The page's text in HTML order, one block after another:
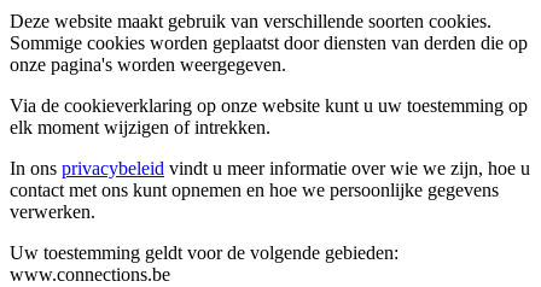
Deze website maakt gebruik van verschillende soorten cookies.
Sommige cookies worden geplaatst door diensten van derden die op
onze pagina's worden weergegeven.
Via de cookieverklaring op onze website kunt u uw toestemming op
elk moment wijzigen of intrekken.
In ons privacybeleid vindt u meer informatie over wie we zijn, hoe u
contact met ons kunt opnemen en hoe we persoonlijke gegevens
verwerken.
Uw toestemming geldt voor de volgende gebieden:
www.connections.be